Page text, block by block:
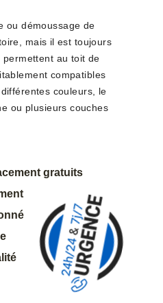
ou démoussage de
mais il est toujours
au toit de
compatibles
couleurs, le
ou plusieurs couches
gratuits